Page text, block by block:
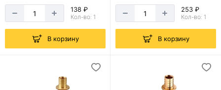
138 ₽
Кол-во: 1
В корзину
253 ₽
Кол-во: 1
В корзину